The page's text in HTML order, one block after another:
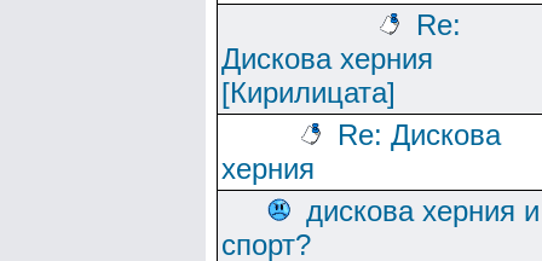
Re:
Дискова херния
[Кирилицата]
Re: Дискова
херния
дискова херния и
спорт?